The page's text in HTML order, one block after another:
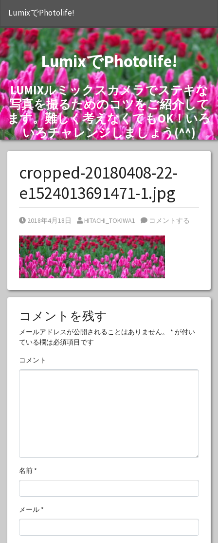
LumixでPhotolife!
LumixでPhotolife!
LUMIXルミックスカメラでステキな
写真を撮るためのコツをご紹介して
ます。難しく考えなくてもOK！いろ
いろチャレンジしましょう(^^)
cropped-20180408-22-
e1524013691471-1.jpg
Posted on
2018年4月18日 Posted by
HITACHI_TOKIWA1 コメントする
コメントを残す
メールアドレスが公開されることはありません。 * が付い
ている欄は必須項目です
コメント
名前 *
メール *